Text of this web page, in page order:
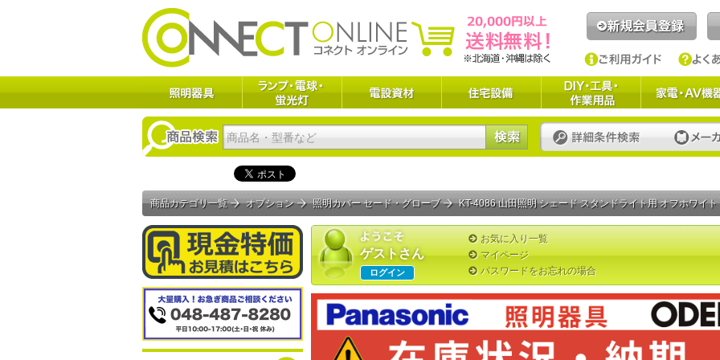
ゲストさん
お気に入り一覧
マイページ
ログイン パスワードをお忘れの場合
商品カテゴリ一覧 オプション 照明カバー セード・グローブ KT-4086 山田照明 シェード スタンドライト用 オフホワイト